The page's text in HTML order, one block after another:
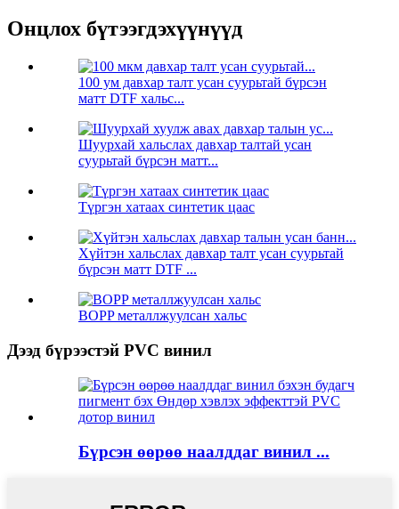
Онцлох бүтээгдэхүүнүүд
100 ум давхар талт усан суурьтай бүрсэн
матт DTF хальс...
Шуурхай хальслах давхар талтай усан
суурьтай бүрсэн матт...
Түргэн хатаах синтетик цаас
Хүйтэн хальслах давхар талт усан суурьтай
бүрсэн матт DTF ...
BOPP металлжуулсан хальс
Дээд бүрээстэй PVC винил
Бүрсэн өөрөө наалддаг винил ...